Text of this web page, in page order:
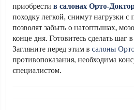
приобрести в салонах Орто-
походку легкой, снимут нагрузки с
позволят забыть о натоптышах,
конце дня. Готовитесь сделать шаг
Загляните перед этим в салоны
противопоказания, необходима
специалистом.